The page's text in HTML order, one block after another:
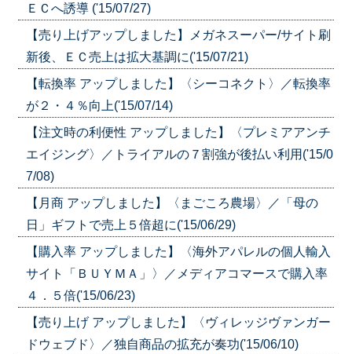
ＥＣへ誘導 ('15/07/27)
【売り上げアップしました】メガネスーパー/サイト刷
新後、ＥＣ売上は拡大基調に('15/07/21)
【転換率 アップしました】〈シーコネクト〉／転換率
が２・４％向上('15/07/14)
【注文時の利便性 アップしました】〈プレミアアンチ
エイジング〉／トライアルの７割強が後払い利用('15/0
7/08)
【月商 アップしました】〈まごころ農場〉／「母の
日」ギフトで売上５倍超に('15/06/29)
【購入率 アップしました】〈海外アパレルの個人輸入
サイト「ＢＵＹＭＡ」〉／メディアコマースで購入率
４．５倍('15/06/23)
【売り上げ アップしました】〈ヴィレッジヴァンガー
ドウェブド〉／独自商品の拡充が奏功('15/06/10)